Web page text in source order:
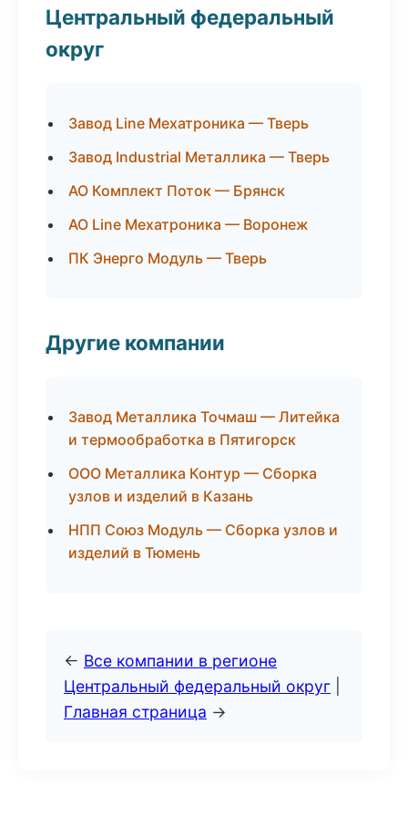
Центральный федеральный
округ
Завод Line Мехатроника — Тверь
Завод Industrial Металлика — Тверь
АО Комплект Поток — Брянск
АО Line Мехатроника — Воронеж
ПК Энерго Модуль — Тверь
Другие компании
Завод Металлика Точмаш — Литейка
и термообработка в Пятигорск
ООО Металлика Контур — Сборка
узлов и изделий в Казань
НПП Союз Модуль — Сборка узлов и
изделий в Тюмень
← Все компании в регионе
Центральный федеральный округ
Главная страница →